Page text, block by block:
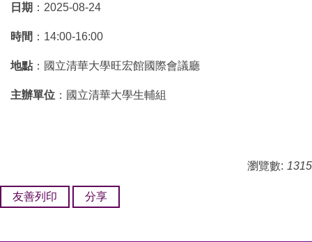
日期 ：2025-08-24
時間 ：14:00-16:00
地點 ：國立清華大學旺宏館國際會議廳
主辦單位 ：國立清華大學生輔組
瀏覽數: 1315
友善列印 分享